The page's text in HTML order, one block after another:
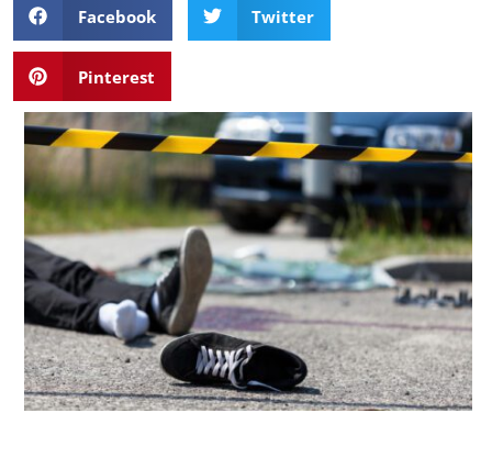
Facebook Twitter
Pinterest